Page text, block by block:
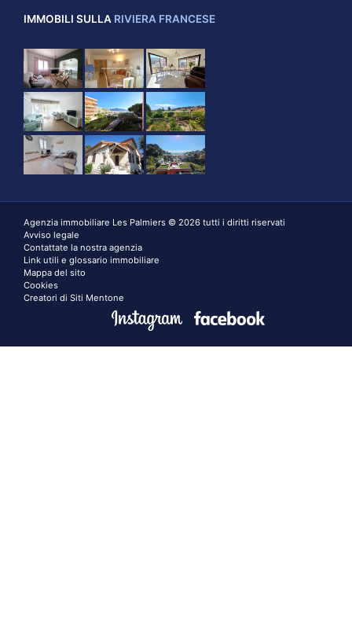
IMMOBILI SULLA RIVIERA FRANCESE
Agenzia immobiliare Les Palmiers © 2026 tutti i diritti riservati
Avviso legale
Contattate la nostra agenzia
Link utili e glossario immobiliare
Mappa del sito
Cookies
Creatori di Siti Mentone